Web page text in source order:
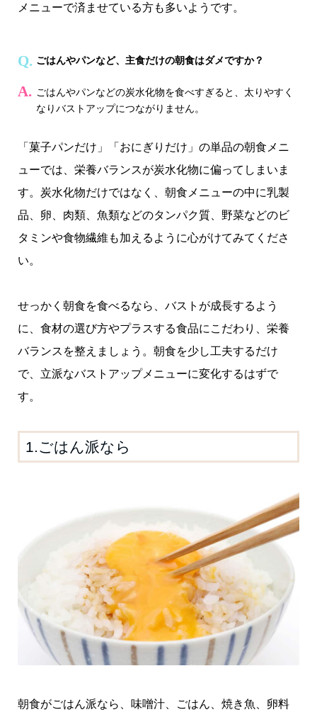
メニューで済ませている方も多いようです。
ごはんやパンなど、主食だけの朝食はダメですか？
ごはんやパンなどの炭水化物を食べすぎると、太りやすく
なりバストアップにつながりません。
「菓子パンだけ」「おにぎりだけ」の単品の朝食メニ
ューでは、栄養バランスが炭水化物に偏ってしまいま
す。炭水化物だけではなく、朝食メニューの中に乳製
品、卵、肉類、魚類などのタンパク質、野菜などのビ
タミンや食物繊維も加えるように心がけてみてくださ
い。
せっかく朝食を食べるなら、バストが成長するよう
に、食材の選び方やプラスする食品にこだわり、栄養
バランスを整えましょう。朝食を少し工夫するだけ
で、立派なバストアップメニューに変化するはずで
す。
1.ごはん派なら
朝食がごはん派なら、味噌汁、ごはん、焼き魚、卵料